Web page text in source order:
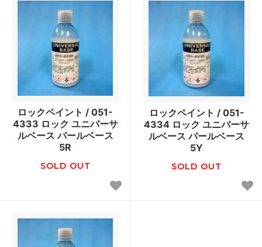
ロックペイント / 051-
4333 ロック ユニバーサ
ルベース パールベース
5R
SOLD OUT
ロックペイント / 051-
4334 ロック ユニバーサ
ルベース パールベース
5Y
SOLD OUT